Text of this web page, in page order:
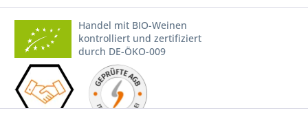
Handel mit BIO-Weinen
kontrolliert und zertifiziert
durch DE-ÖKO-009